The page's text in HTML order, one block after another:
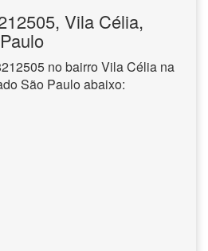
Vila Célia,
no bairro Vila Célia na
São Paulo abaixo: